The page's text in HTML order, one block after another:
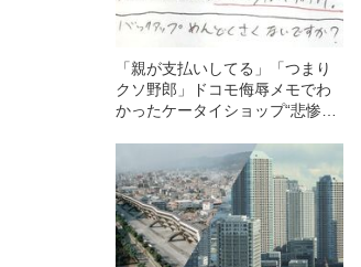
「親が支払いしてる」「つまり
クソ野郎」ドコモ侮辱メモでわ
かったケータイショップ“悲惨な